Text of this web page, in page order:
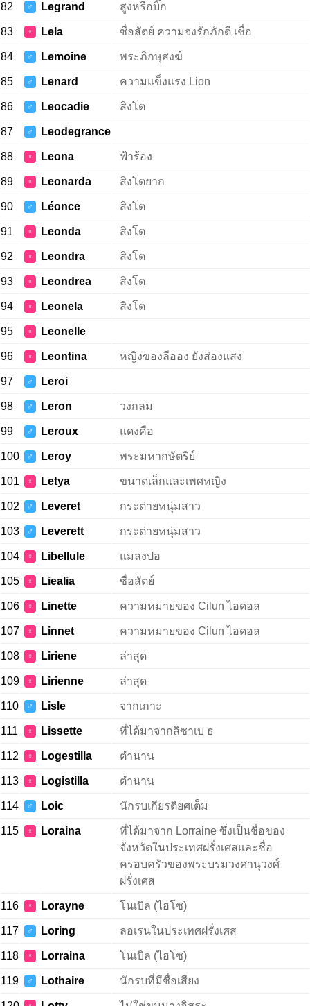
82 ♂ Legrand สูงหรือบิ๊ก
83 ♀ Lela ซื่อสัตย์ ความจงรักภักดี เชื่อ
84 ♂ Lemoine พระภิกษุสงฆ์
85 ♂ Lenard ความแข็งแรง Lion
86 ♂ Leocadie สิงโต
87 ♂ Leodegrance
88 ♀ Leona ฟ้าร้อง
89 ♀ Leonarda สิงโตยาก
90 ♂ Léonce สิงโต
91 ♀ Leonda สิงโต
92 ♀ Leondra สิงโต
93 ♀ Leondrea สิงโต
94 ♀ Leonela สิงโต
95 ♀ Leonelle
96 ♀ Leontina หญิงของลีออง ยังส่องแสง
97 ♂ Leroi
98 ♂ Leron วงกลม
99 ♂ Leroux แดงคือ
100 ♂ Leroy พระมหากษัตริย์
101 ♀ Letya ขนาดเล็กและเพศหญิง
102 ♂ Leveret กระต่ายหนุ่มสาว
103 ♂ Leverett กระต่ายหนุ่มสาว
104 ♀ Libellule แมลงปอ
105 ♀ Liealia ซื่อสัตย์
106 ♀ Linette ความหมายของ Cilun ไอดอล
107 ♀ Linnet ความหมายของ Cilun ไอดอล
108 ♀ Liriene ล่าสุด
109 ♀ Lirienne ล่าสุด
110 ♂ Lisle จากเกาะ
111 ♀ Lissette ที่ได้มาจากลิซาเบ ธ
112 ♀ Logestilla ตำนาน
113 ♀ Logistilla ตำนาน
114 ♂ Loic นักรบเกียรติยศเต็ม
115 ♀ Loraina
ที่ได้มาจาก Lorraine ซึ่งเป็นชื่อของ
จังหวัดในประเทศฝรั่งเศสและชื่อ
ครอบครัวของพระบรมวงศานุวงศ์
ฝรั่งเศส
116 ♀ Lorayne โนเบิล (ไฮโซ)
117 ♂ Loring ลอเรนในประเทศฝรั่งเศส
118 ♀ Lorraina โนเบิล (ไฮโซ)
119 ♂ Lothaire นักรบที่มีชื่อเสียง